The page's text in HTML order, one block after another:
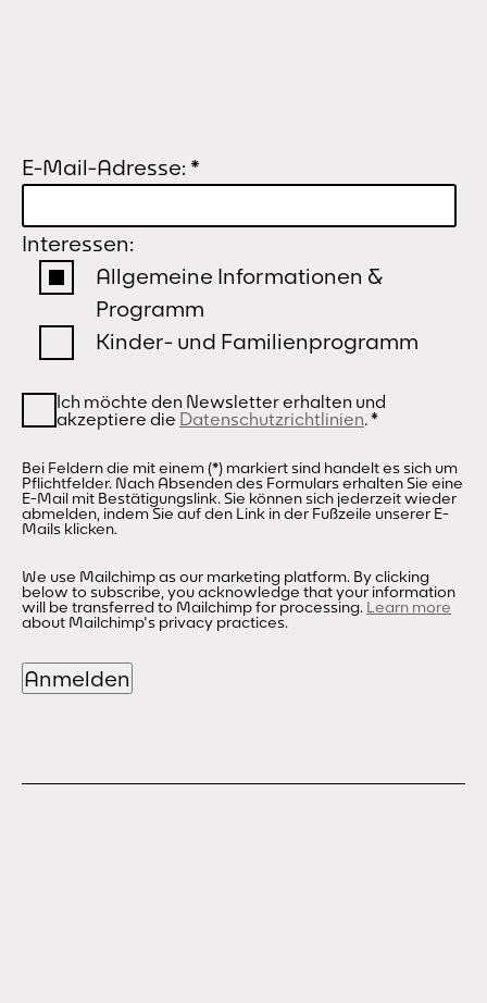
E-Mail-Adresse: *
Interessen:
Allgemeine Informationen &
Programm
Kinder- und Familienprogramm
Ich möchte den Newsletter erhalten und
akzeptiere die Datenschutzrichtlinien.*
Bei Feldern die mit einem (*) markiert sind handelt es sich um
Pflichtfelder. Nach Absenden des Formulars erhalten Sie eine
E-Mail mit Bestätigungslink. Sie können sich jederzeit wieder
abmelden, indem Sie auf den Link in der Fußzeile unserer E-
Mails klicken.
We use Mailchimp as our marketing platform. By clicking
below to subscribe, you acknowledge that your information
will be transferred to Mailchimp for processing. Learn more
about Mailchimp's privacy practices.